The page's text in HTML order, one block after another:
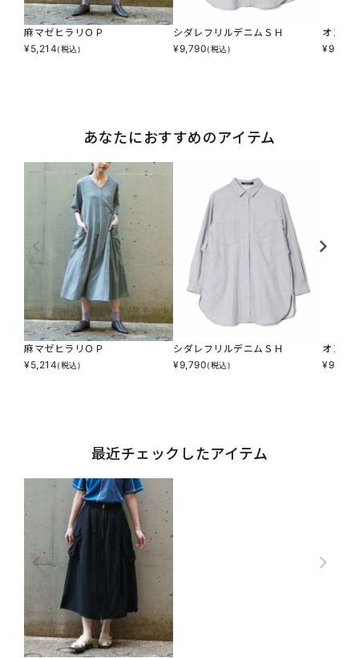
麻マゼヒラリＯＰ
¥5,214(税込)
シダレフリルデニムＳＨ
¥9,790(税込)
オンブ
¥9,790
あなたにおすすめのアイテム
麻マゼヒラリＯＰ
¥5,214(税込)
シダレフリルデニムＳＨ
¥9,790(税込)
オンブ
¥9,790
最近チェックしたアイテム